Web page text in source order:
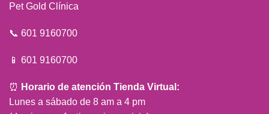
Pet Gold Clínica
📞 601 9160700
📱 601 9160700
⏰ Horario de atención Tienda Virtual:
Lunes a sábado de 8 am a 4 pm